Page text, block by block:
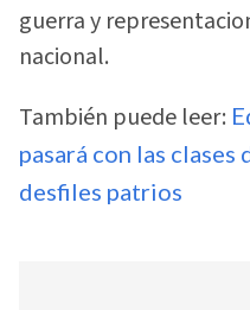
guerra y
nacional.
También puede leer:
pasará con las clases
desfiles patrios